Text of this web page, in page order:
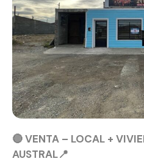
🔴 VENTA – LOCAL +
AUSTRAL📍